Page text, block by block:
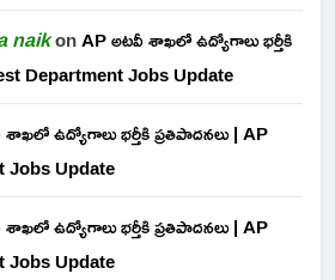
naikonAP అటవీ శాఖలో ఉద్యోగాలు భర్తీకి
Department Jobs Update
ఉద్యోగాలు భర్తీకి ప్రతిపాదనలు | AP
Jobs Update
ఉద్యోగాలు భర్తీకి ప్రతిపాదనలు | AP
Jobs Update